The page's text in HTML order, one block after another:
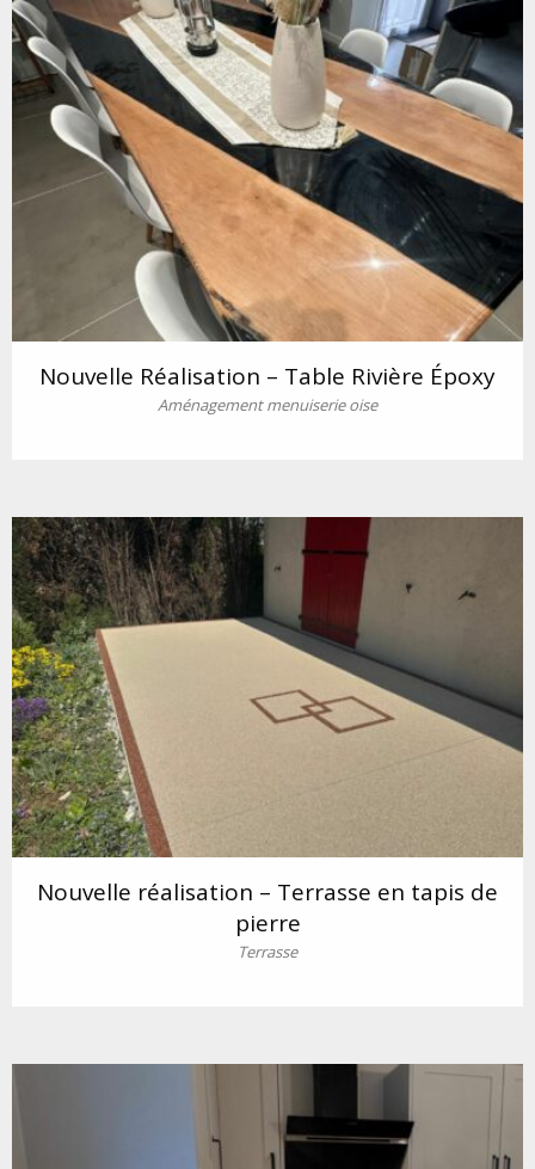
Nouvelle Réalisation – Table Rivière Époxy
Aménagement menuiserie oise
Nouvelle réalisation – Terrasse en tapis de
pierre
Terrasse